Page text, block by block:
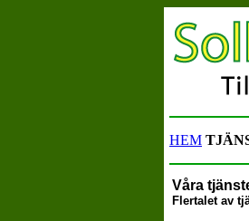
HEM
Våra
Flertalet av